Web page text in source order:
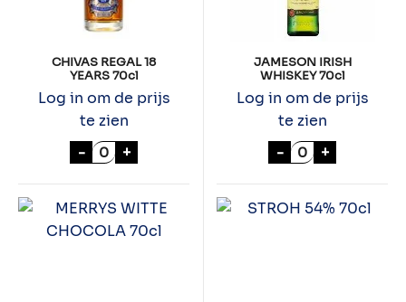
CHIVAS REGAL 18
YEARS 70cl
Log in om de prijs
te zien
- CHIVAS REGAL 18 YEARS 70cl aantal
+
JAMESON IRISH
WHISKEY 70cl
Log in om de prijs
te zien
- JAMESON
+